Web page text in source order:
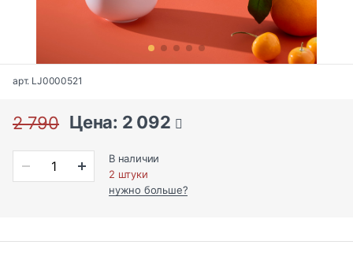
арт. LJ0000521
2 790 Цена: 2 092
В наличии
2 штуки
нужно больше?